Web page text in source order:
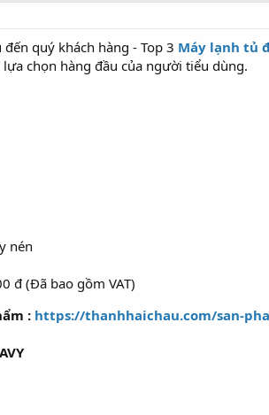
quý khách hàng - Top 3 Máy lạnh tủ
chọn hàng đầu của người tiểu dùng.
nén
đ (Đã bao gồm VAT)
: https://thanhhaichau.com/san-